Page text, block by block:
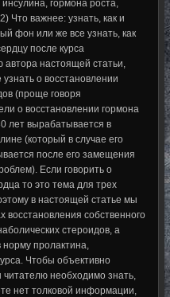
гормона роста,
Что важнее: узнать, как и
фон или же все узнать, как
после курса
автора настоящей статьи,
о восстановлении
(проще говоря
о восстановлении гормона
лет вырабатывается в
(который в случае его
после его замещения
Если говорить о
то это тема для трех
в настоящей статье мы
восстановления собственного
стероидов, а
пролактина,
Чтобы объективно
необходимо знать,
нет толковой информации,